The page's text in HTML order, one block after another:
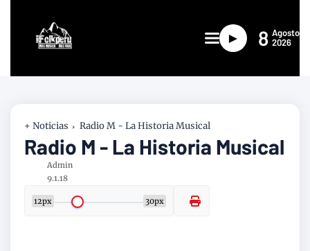
► 8 Agosto
2026
+ Noticias Radio M - La Historia Musical
Radio M - La Historia Musical
Admin
9.1.18
12px 30px